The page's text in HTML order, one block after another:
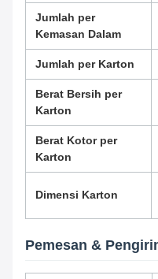
Jumlah per
Kemasan Dalam
Jumlah per Karton
Berat Bersih per
Karton
Berat Kotor per
Karton
Dimensi Karton
Pemesan &